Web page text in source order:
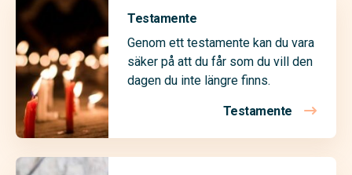
Testamente
Genom ett testamente kan du vara
säker på att du får som du vill den
dagen du inte längre finns.
Testamente